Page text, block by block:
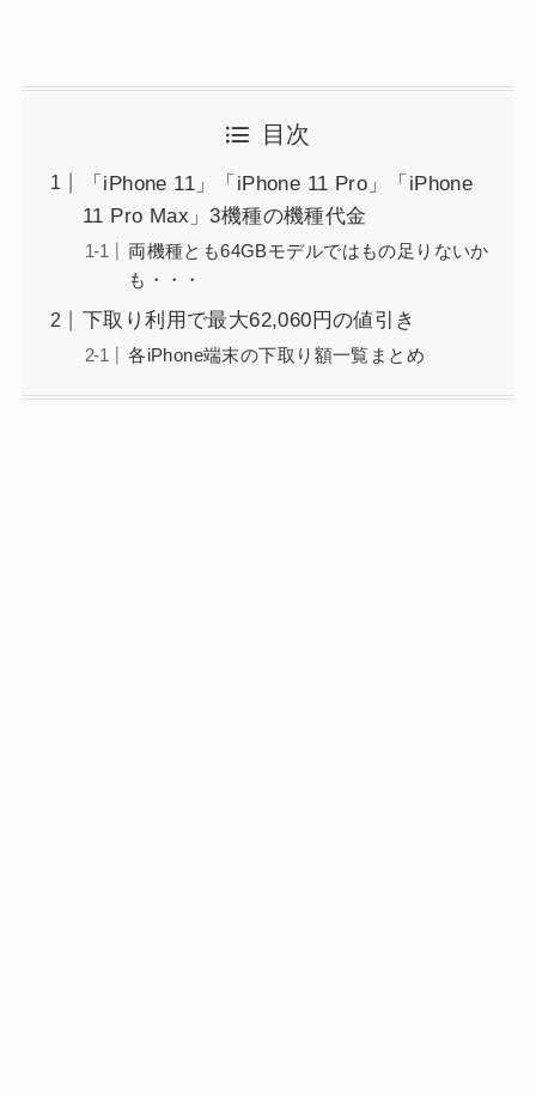
目次
「iPhone 11」「iPhone 11 Pro」「iPhone
11 Pro Max」3機種の機種代金
両機種とも64GBモデルではもの足りないか
も・・・
下取り利用で最大62,060円の値引き
各iPhone端末の下取り額一覧まとめ